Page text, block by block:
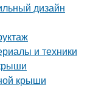
дизайн
и техники
крыши